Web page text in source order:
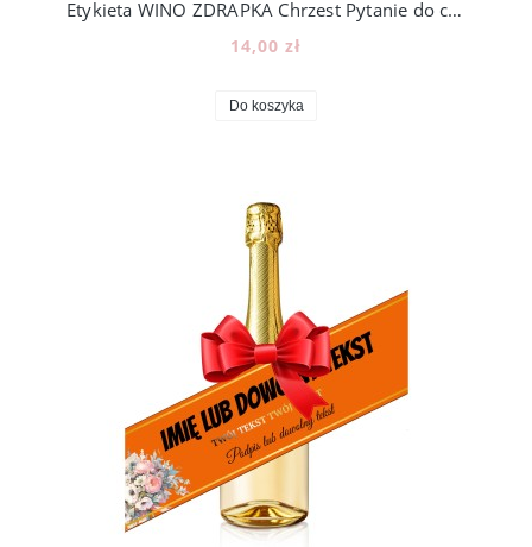
Etykieta WINO ZDRAPKA Chrzest Pytanie do chrzestnych świadków PROŚBA [z5]
14,00 zł
Do koszyka